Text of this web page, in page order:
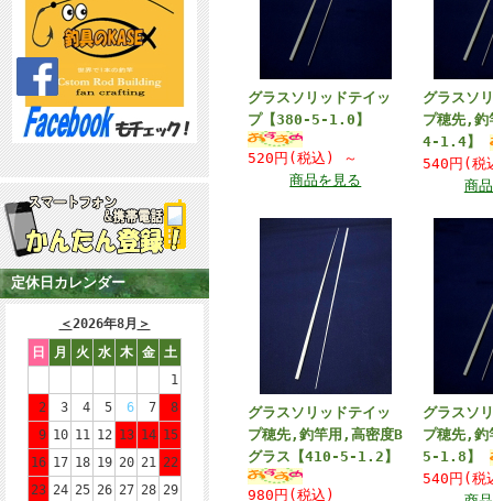
定休日カレンダー
＜2026年8月 ＞
日
月 火 水 木 金
土
1
2
3 4 5 6 7
8
9 10 11 12 13 14 15
16 17 18 19 20 21 22
23 24 25 26 27 28 29
グラスソリッドテイッ
プ【380-5-1.0】
520円(税込)
～
商品を見る
グラスソ
プ穂先,
4-1.4】
540円(
商
グラスソリッドテイッ
プ穂先,釣竿用,高密度B
グラス【410-5-1.2】
980円(税込)
グラスソ
プ穂先,
5-1.8】
540円(